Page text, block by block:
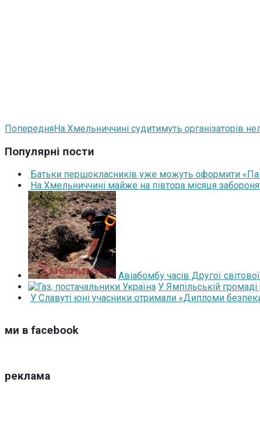
ПопередняНа Хмельниччині судитимуть організаторів
Популярні пости
Батьки першокласників уже можуть оформити
На Хмельниччині майже на півтора місяця
Авіабомбу часів Другої
У Ямпільській
У Славуті юні учасники отримали «Дипломи
ми в facebook
реклама